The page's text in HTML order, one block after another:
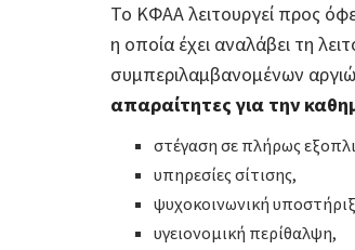
Το ΚΦΑΑ λειτουργεί προς
η οποία έχει αναλάβει τη
συμπεριλαμβανομένων
απαραίτητες για την
στέγαση σε πλήρως
υπηρεσίες σίτισης,
ψυχοκοινωνική
υγειονομική περίθαλψη,